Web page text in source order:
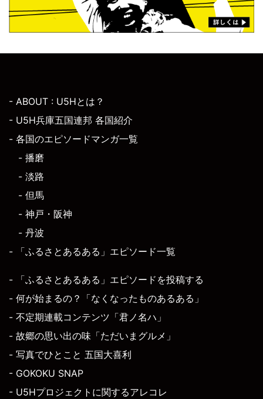
- ABOUT : U5Hとは？
- U5H兵庫五国連邦 各国紹介
- 各国のエピソードマンガ一覧
- 播磨
- 淡路
- 但馬
- 神戸・阪神
- 丹波
- 「ふるさとあるある」エピソード一覧
- 「ふるさとあるある」エピソードを投稿する
- 何が始まるの？「なくなったものあるある」
- 不定期連載コンテンツ「君ノ名ハ」
- 故郷の思い出の味「ただいまグルメ」
- 写真でひとこと 五国大喜利
- GOKOKU SNAP
- U5Hプロジェクトに関するアレコレ